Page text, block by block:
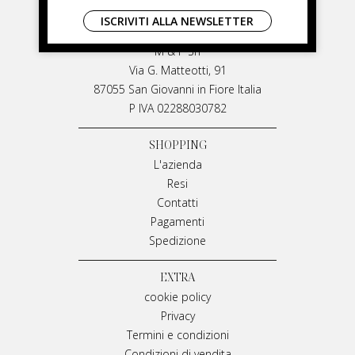
LIVIANA MIRARCHI
M & P Srl
Via G. Matteotti, 91
87055 San Giovanni in Fiore Italia
P IVA 02288030782
SHOPPING
L'azienda
Resi
Contatti
Pagamenti
Spedizione
EXTRA
cookie policy
Privacy
Termini e condizioni
ISCRIVITI ALLA NEWSLETTER